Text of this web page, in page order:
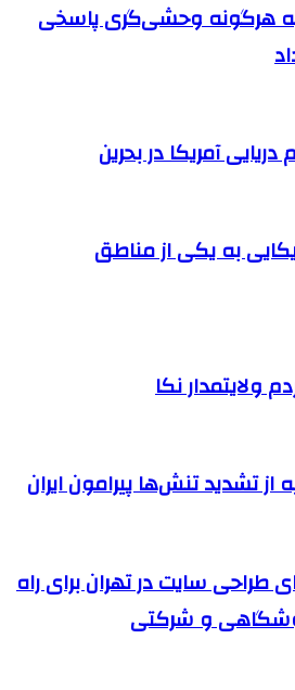
هرگونه وحشی‌گری پاسخی
آمریکا در بحرین
به یکی از مناطق
ولایتمدار نکا
از تشدید تنش‌ها پیرامون ایران
طراحی سایت در تهران برای راه
و شرکتی